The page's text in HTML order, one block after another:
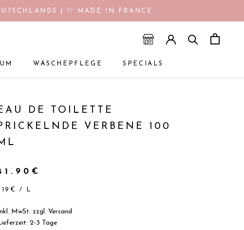
| 🤍 MADE IN FRANCE
WÄSCHEPFLEGE
SPECIALS
DE TOILETTE
VERBENE 100
/ L
MwSt. zzgl. Versand
2-3 Tage